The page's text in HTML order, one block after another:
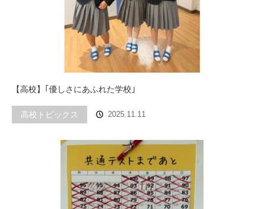
【高校】｢優しさにあふれた学校｣
高校トピックス 2025.11.11